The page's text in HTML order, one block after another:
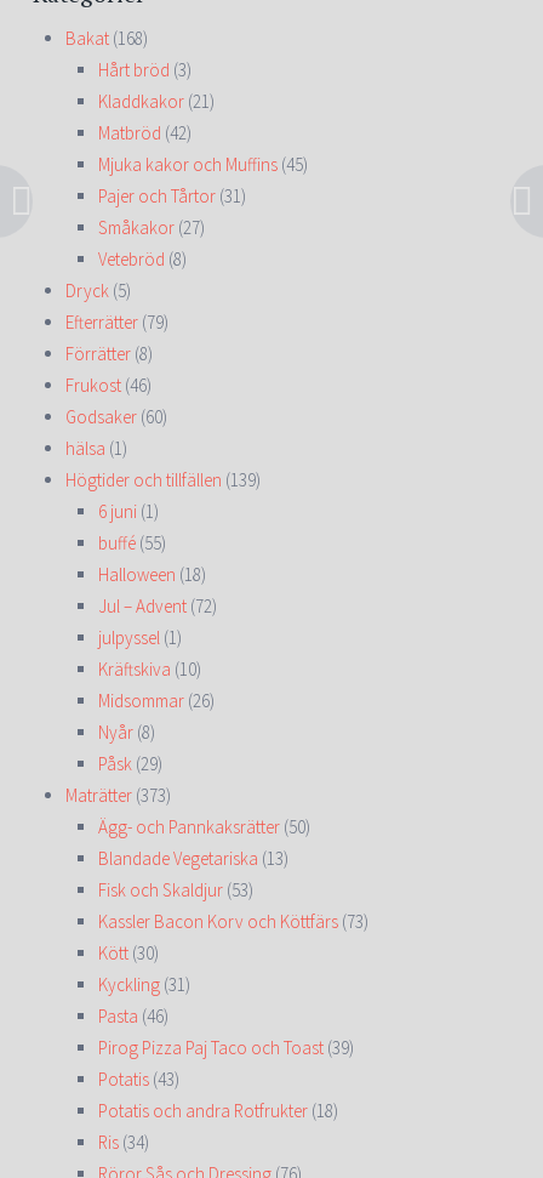
Bakat (168)
Hårt bröd (3)
Kladdkakor (21)
Matbröd (42)
Mjuka kakor och Muffins (45)
Pajer och Tårtor (31)
Småkakor (27)
Vetebröd (8)
Dryck (5)
Efterrätter (79)
Förrätter (8)
Frukost (46)
Godsaker (60)
hälsa (1)
Högtider och tillfällen (139)
6 juni (1)
buffé (55)
Halloween (18)
Jul – Advent (72)
julpyssel (1)
Kräftskiva (10)
Midsommar (26)
Nyår (8)
Påsk (29)
Maträtter (373)
Ägg- och Pannkaksrätter (50)
Blandade Vegetariska (13)
Fisk och Skaldjur (53)
Kassler Bacon Korv och Köttfärs (73)
Kött (30)
Kyckling (31)
Pasta (46)
Pirog Pizza Paj Taco och Toast (39)
Potatis (43)
Potatis och andra Rotfrukter (18)
Ris (34)